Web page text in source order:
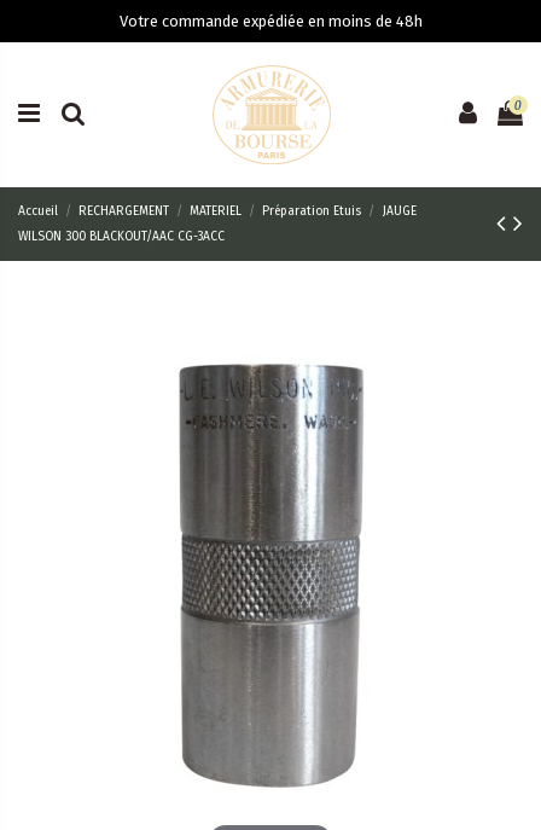
Votre commande expédiée en moins de 48h
0
Accueil RECHARGEMENT MATERIEL Préparation Etuis
JAUGE
WILSON 300 BLACKOUT/AAC CG-3ACC